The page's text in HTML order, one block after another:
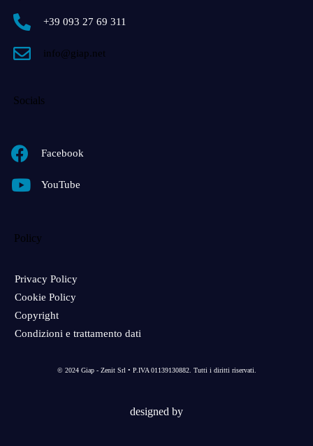
+39 093 27 69 311
info@giap.net
Socials
Facebook
YouTube
Policy
Privacy Policy
Cookie Policy
Copyright
Condizioni e trattamento dati
© 2024 Giap - Zenit Srl • P.IVA 01139130882. Tutti i diritti riservati.
designed by